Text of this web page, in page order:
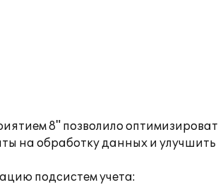
8" позволило
на обработку данных и
подсистем учета: